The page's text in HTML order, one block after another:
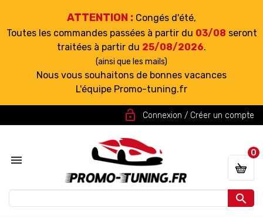
ATTENTION : Congés d'été,
Toutes les commandes passées à partir du 03/08 seront
traitées à partir du 25/08/2026.
(ainsi que les mails)
Nous vous souhaitons de bonnes vacances
L'équipe Promo-tuning.fr
lock_open Connexion / Créer un compte


0